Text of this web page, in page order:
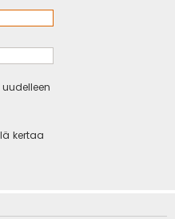
kertaa